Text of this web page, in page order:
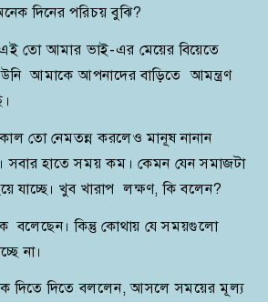
দিনের পরিচয় বুঝি?
তো আমার ভাই-এর মেয়ের বিয়েতে
উনি আমাকে আপনাদের বাড়িতে আমন্ত্রণ
তো নেমতন্ন করলেও মানূষ নানান
সবার হাতে সময় কম। কেমন যেন সমাজটা
যাচ্ছে। খুব খারাপ লক্ষণ, কি বলেন?
বলেছেন। কিন্তু কোথায় যে সময়গুলো
না।
দিতে দিতে বললেন, আসলে সময়ের মূল্য